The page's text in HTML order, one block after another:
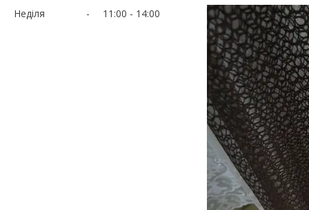
Неділя
11:00 14:00